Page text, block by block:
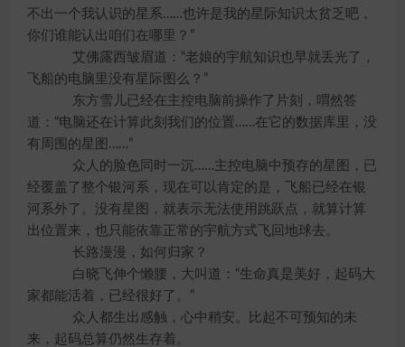
不出一个我认识的星系……也许是我的星际知识太贫乏吧，
你们谁能认出咱们在哪里？”
艾佛露西皱眉道：“老娘的宇航知识也早就丢光了，
飞船的电脑里没有星际图么？”
东方雪儿已经在主控电脑前操作了片刻，喟然答
道：“电脑还在计算此刻我们的位置……在它的数据库里，没
有周围的星图……”
众人的脸色同时一沉……主控电脑中预存的星图，已
经覆盖了整个银河系，现在可以肯定的是，飞船已经在银
河系外了。没有星图，就表示无法使用跳跃点，就算计算
出位置来，也只能依靠正常的宇航方式飞回地球去。
长路漫漫，如何归家？
白晓飞伸个懒腰，大叫道：“生命真是美好，起码大
家都能活着，已经很好了。”
众人都生出感触，心中稍安。比起不可预知的未
来，起码总算仍然生存着。